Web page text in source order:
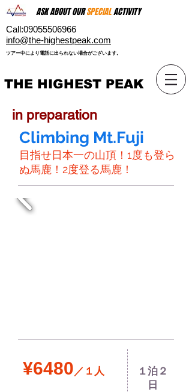
ASK ABOUT OURSPECIALACTIVITY
Call:09055506966
​info@the-highestpeak.com
​ツアー中により電話に出られない場合がございます。​
THE HIGHEST PEAK
in preparation
Climbing Mt.Fuji
目指せ日本一の山頂！1度も登ら
ぬ馬鹿！2度登る馬鹿！
¥6480／１人
１泊２
日